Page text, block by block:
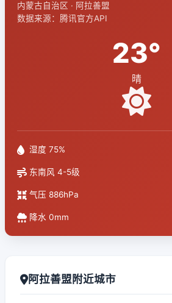
内蒙古自治区 · 阿拉善盟
数据来源：腾讯官方API
23°
晴
湿度 75%
东南风 4-5级
气压 886hPa
降水 0mm
阿拉善盟附近城市